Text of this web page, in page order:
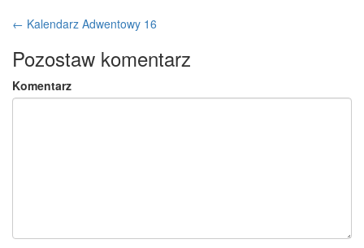
← Kalendarz Adwentowy 16
Pozostaw komentarz
Komentarz